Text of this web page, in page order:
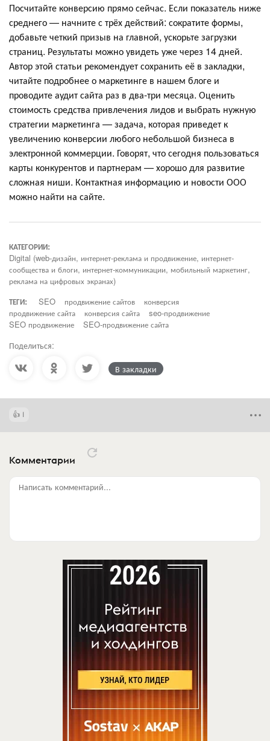
Посчитайте конверсию прямо сейчас. Если показатель ниже
среднего — начните с трёх действий: сократите формы,
добавьте четкий призыв на главной, ускорьте загрузки
страниц. Результаты можно увидеть уже через 14 дней.
Автор этой статьи рекомендует сохранить её в закладки,
читайте подробнее о маркетинге в нашем блоге и
проводите аудит сайта раз в два-три месяца. Оценить
стоимость средства привлечения лидов и выбрать нужную
стратегии маркетинга — задача, которая приведет к
увеличению конверсии любого небольшой бизнеса в
электронной коммерции. Говорят, что сегодня пользоваться
карты конкурентов и партнерам — хорошо для развитие
сложная ниши. Контактная информацию и новости ООО
можно найти на сайте.
КАТЕГОРИИ:
Digital (web-дизайн, интернет-реклама и продвижение, интернет-
сообщества и блоги, интернет-коммуникации, мобильный маркетинг,
реклама на цифровых экранах)
ТЕГИ:
SEO продвижение сайтов
конверсия
продвижение сайта
конверсия сайта
seo-продвижение
SEO продвижение
SEO-продвижение сайта
Поделиться:
В закладки
1
Комментарии
Написать комментарий...